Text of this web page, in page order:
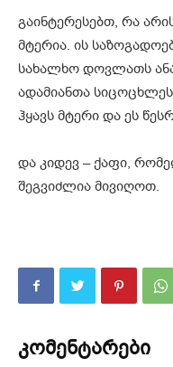
გაინტერესებთ, რა
მტერია. ის
სახალხო დოვლათს
ადამიანთა
ჰყავს მტერი და ეს
და კიდევ – ქაფი,
შეგვიძლია მივიღოთ.
კომენტარები